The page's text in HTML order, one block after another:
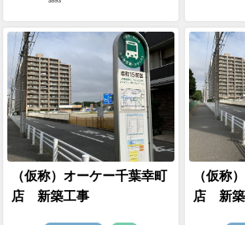
（仮称）オーケー千葉幸町
店 新築工事
（仮称
店 新築